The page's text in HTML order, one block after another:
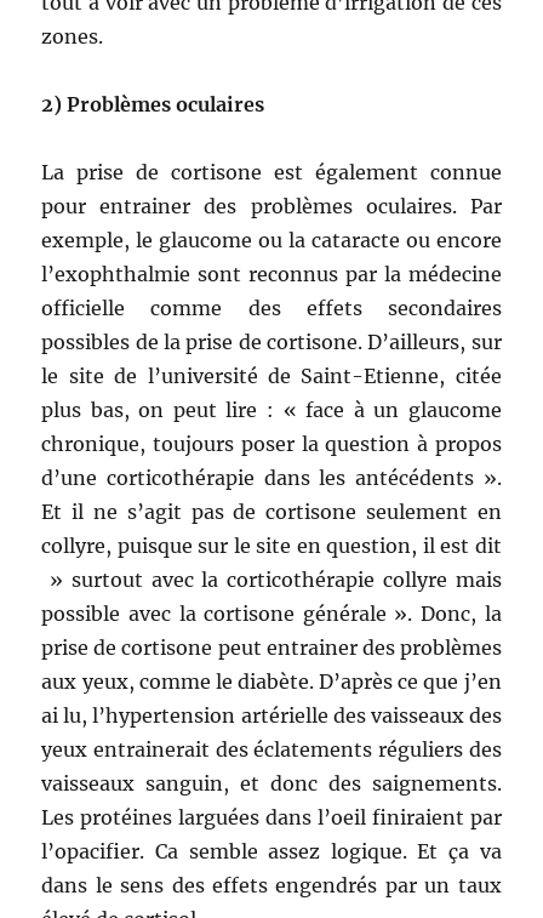
zones.
2) Problèmes oculaires
La prise de cortisone est également connue
pour entrainer des problèmes oculaires. Par
exemple, le glaucome ou la cataracte ou encore
l’exophthalmie sont reconnus par la médecine
officielle comme des effets secondaires
possibles de la prise de cortisone. D’ailleurs, sur
le site de l’université de Saint-Etienne, citée
plus bas, on peut lire : « face à un glaucome
chronique, toujours poser la question à propos
d’une corticothérapie dans les antécédents ».
Et il ne s’agit pas de cortisone seulement en
collyre, puisque sur le site en question, il est dit
» surtout avec la corticothérapie collyre mais
possible avec la cortisone générale ». Donc, la
prise de cortisone peut entrainer des problèmes
aux yeux, comme le diabète. D’après ce que j’en
ai lu, l’hypertension artérielle des vaisseaux des
yeux entrainerait des éclatements réguliers des
vaisseaux sanguin, et donc des saignements.
Les protéines larguées dans l’oeil finiraient par
l’opacifier. Ca semble assez logique. Et ça va
dans le sens des effets engendrés par un taux